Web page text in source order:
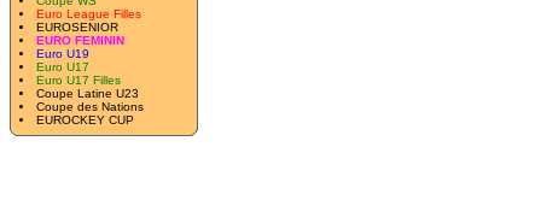
Euro League Filles
EUROSENIOR
EURO FEMININ
Euro U19
Euro U17
Euro U17 Filles
Coupe Latine U23
Coupe des Nations
EUROCKEY CUP